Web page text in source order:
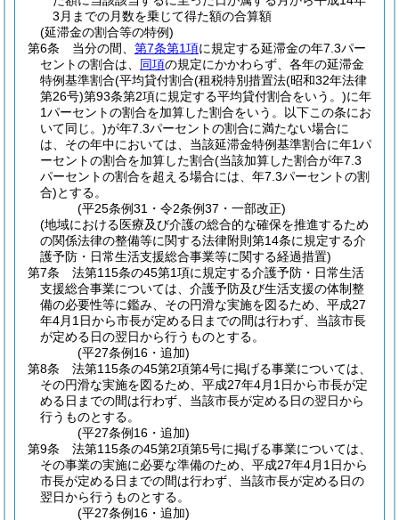
3月までの月数を乗じて得た額の合算額
(延滞金の割合等の特例)
第6条
当分の間、 第7条第1項に規定する延滞金の年7.3パー
セントの割合は、 同項の規定にかかわらず、各年の延滞金
特例基準割合(平均貸付割合(租税特別措置法(昭和32年法律
第26号)第93条第2項に規定する平均貸付割合をいう。)に年
1パーセントの割合を加算した割合をいう。以下この条にお
いて同じ。)が年7.3パーセントの割合に満たない場合に
は、その年中においては、当該延滞金特例基準割合に年1パ
ーセントの割合を加算した割合(当該加算した割合が年7.3
パーセントの割合を超える場合には、年7.3パーセントの割
合)とする。
(平25条例31・令2条例37・一部改正)
(地域における医療及び介護の総合的な確保を推進するため
の関係法律の整備等に関する法律附則第14条に規定する介
護予防・日常生活支援総合事業等に関する経過措置)
第7条
法第115条の45第1項に規定する介護予防・日常生活
支援総合事業については、介護予防及び生活支援の体制整
備の必要性等に鑑み、その円滑な実施を図るため、平成27
年4月1日から市長が定める日までの間は行わず、当該市長
が定める日の翌日から行うものとする。
(平27条例16・追加)
第8条
法第115条の45第2項第4号に掲げる事業については、
その円滑な実施を図るため、平成27年4月1日から市長が定
める日までの間は行わず、当該市長が定める日の翌日から
行うものとする。
(平27条例16・追加)
第9条
法第115条の45第2項第5号に掲げる事業については、
その事業の実施に必要な準備のため、平成27年4月1日から
市長が定める日までの間は行わず、当該市長が定める日の
翌日から行うものとする。
(平27条例16・追加)